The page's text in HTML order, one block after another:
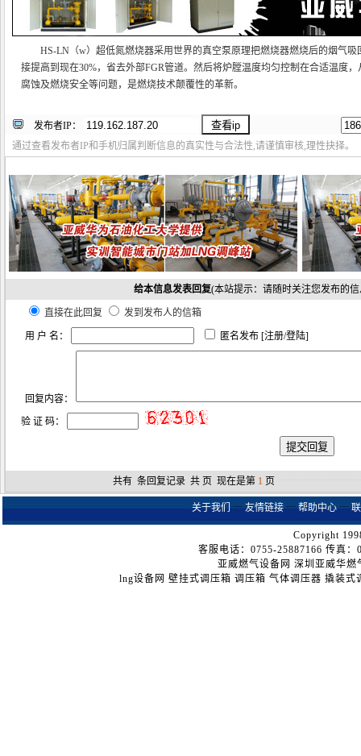
HS-LN（w）超低氮燃烧器采用世界的真空泵原理把燃烧器燃烧后的烟气
接提高到现在30%，省去外部FGR管道。然后将炉膛温度均匀控制在合适温度
腐蚀及燃烧安全等问题，是燃烧技术颠覆性的革新。
发布者IP：
通过查看发布者IP和手机归属判断信息的真实性与合法性,请谨慎审核,理性抉择。
给本信息发表回复(本站提示：请随时关注您发布的
直接在此回复 发到发布人的信箱
用 户 名： 匿名发布 [注册/登陆]
回复内容：
验 证 码：
共有 条回复记录 共 页 现在是第 1 页
关于我们 ┈ 友情链接 ┈ 帮助中心 ┈
Copyright
客服电话：0755-25887166 传真
亚威燃气设备网 深圳亚威华
lng设备网 壁挂式调压箱 调压箱 气体调压器 撬装式